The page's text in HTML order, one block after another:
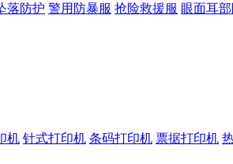
落防护 警用防暴服 抢险救援服 眼面耳
机 针式打印机 条码打印机 票据打印机